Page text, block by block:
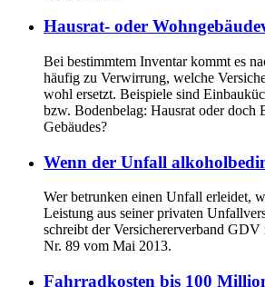
Hausrat- oder
Bei bestimmtem Inventar kommt es
häufig zu Verwirrung, welche
wohl ersetzt. Beispiele sind
bzw. Bodenbelag: Hausrat oder doch
Gebäudes?
Wenn der Unfall
Wer betrunken einen Unfall erleidet,
Leistung aus seiner privaten
schreibt der Versichererverband GDV
Nr. 89 vom Mai 2013.
Fahrradkosten bis 100